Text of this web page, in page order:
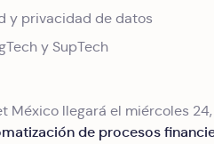
y privacidad de datos
y SupTech
México llegará el miércoles
de procesos